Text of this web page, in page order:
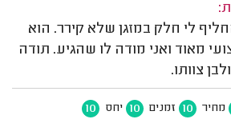
לי חלק במזגן שלא קירר. הוא
מאוד ואני מודה לו שהגיע. תודה
צוותו.
מחיר 10 זמנים 10 יחס 10